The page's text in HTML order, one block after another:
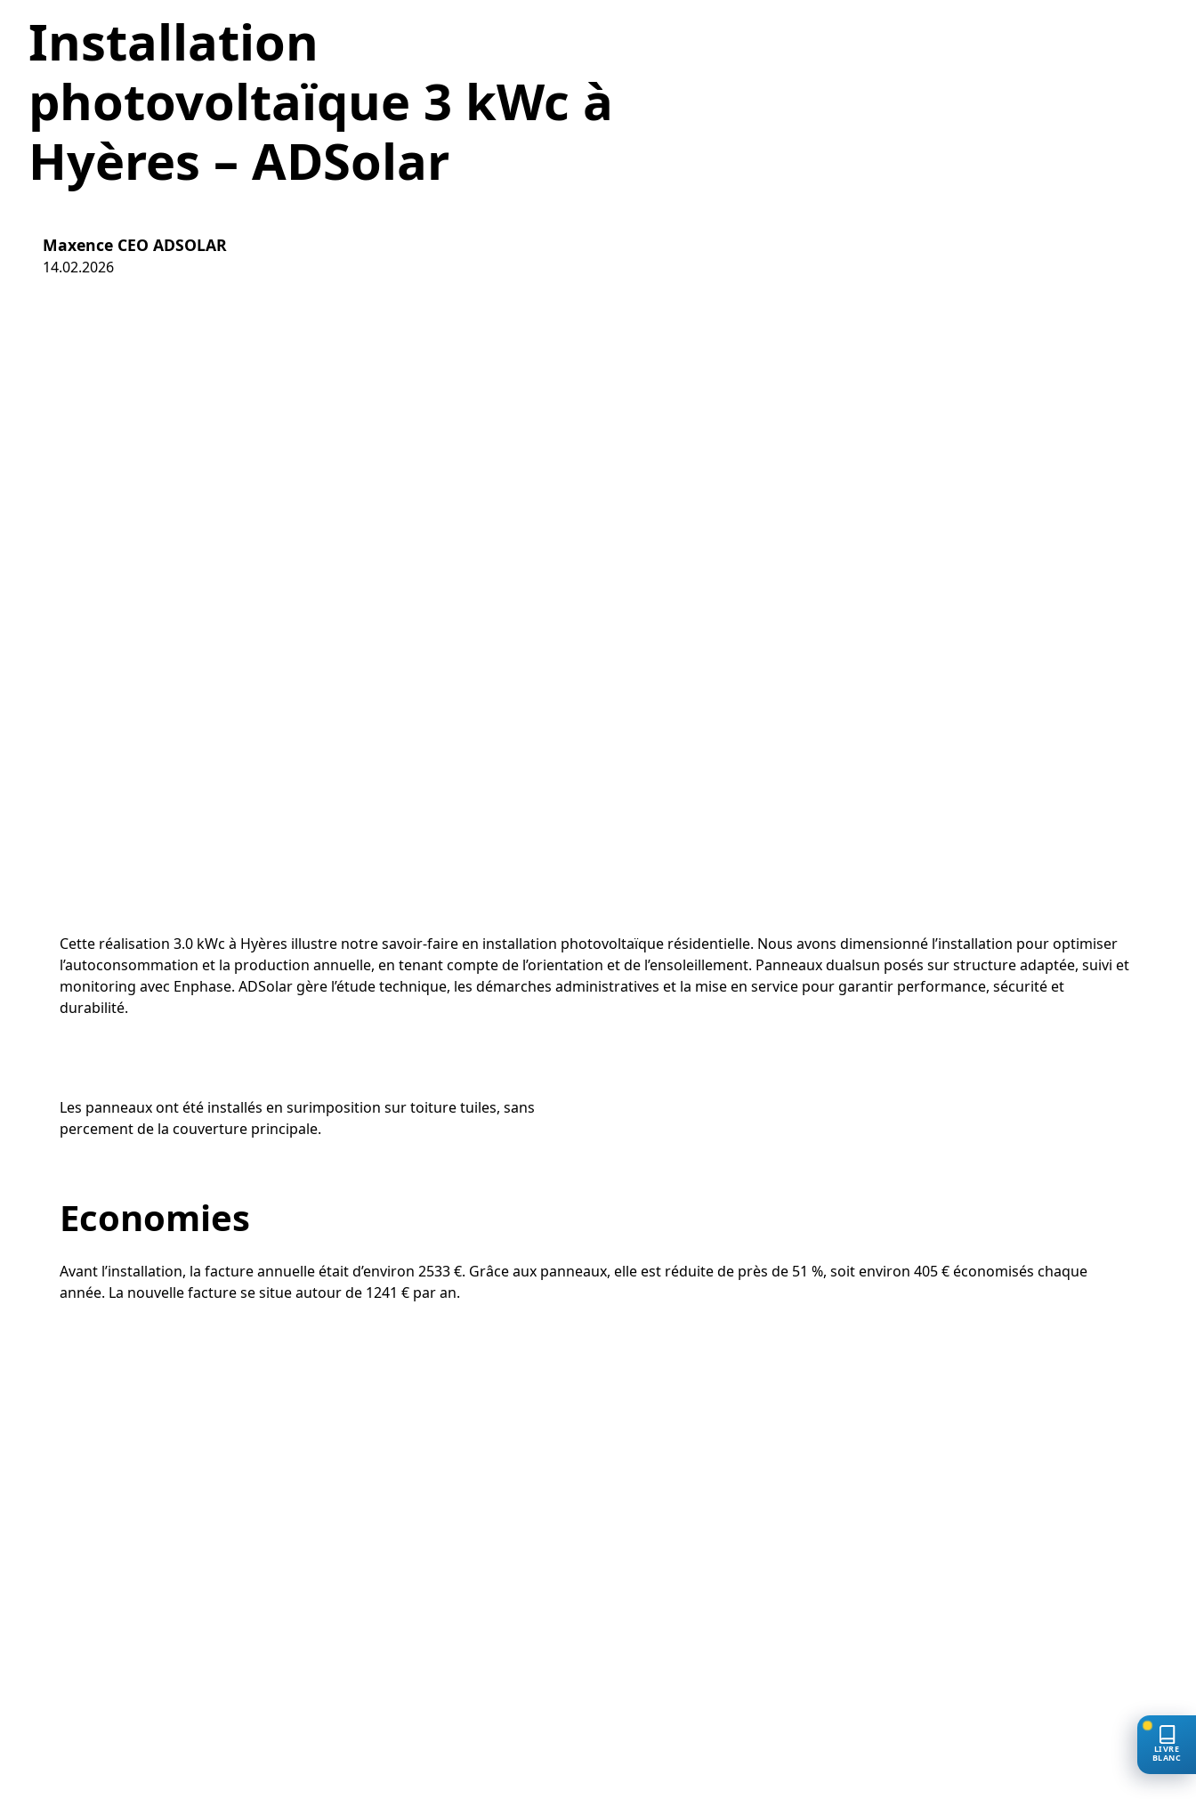
Installation
photovoltaïque 3 kWc à
Hyères – ADSolar
Maxence CEO ADSOLAR
14.02.2026
Cette réalisation 3.0 kWc à Hyères illustre notre savoir‑faire en installation photovoltaïque résidentielle. Nous avons dimensionné l’installation pour optimiser
l’autoconsommation et la production annuelle, en tenant compte de l’orientation et de l’ensoleillement. Panneaux dualsun posés sur structure adaptée, suivi et
monitoring avec Enphase. ADSolar gère l’étude technique, les démarches administratives et la mise en service pour garantir performance, sécurité et
durabilité.
Les panneaux ont été installés en surimposition sur toiture tuiles, sans
percement de la couverture principale.
Economies
Avant l’installation, la facture annuelle était d’environ 2533 €. Grâce aux panneaux, elle est réduite de près de 51 %, soit environ 405 € économisés chaque
année. La nouvelle facture se situe autour de 1241 € par an.
LIVRE
BLANC